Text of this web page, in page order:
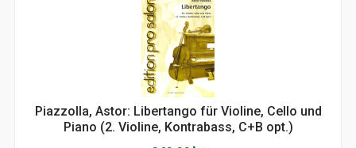
Piazzolla, Astor: Libertango für Violine, Cello und
Piano (2. Violine, Kontrabass, C+B opt.)